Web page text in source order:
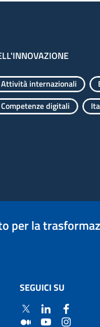
Attività internazionali
Competenze digitali
per la
SEGUICI SU